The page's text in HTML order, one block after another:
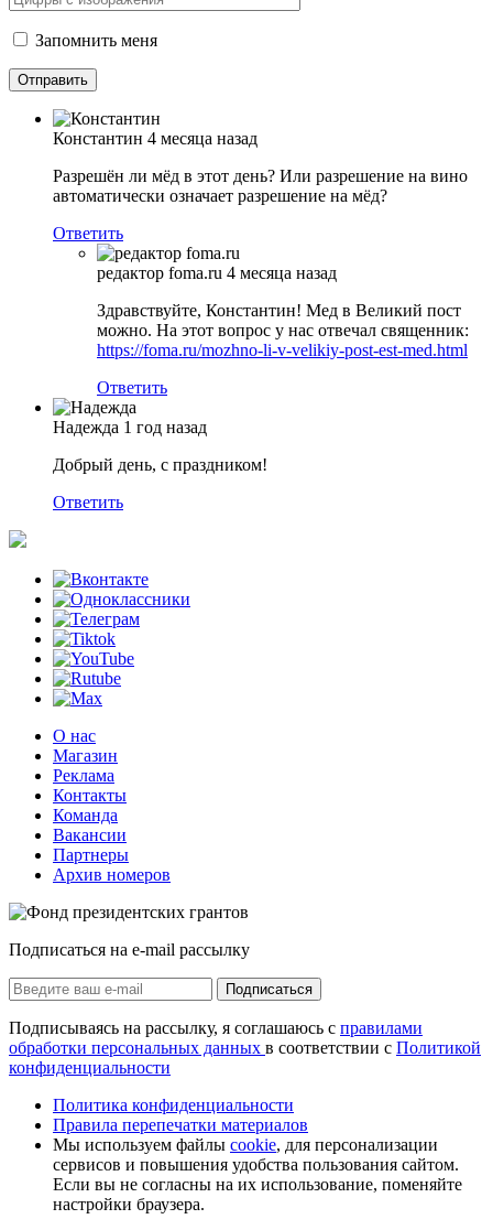
Запомнить меня
Константин 4 месяца назад
Разрешён ли мёд в этот день? Или разрешение на вино
автоматически означает разрешение на мёд?
Ответить
редактор foma.ru 4 месяца назад
Здравствуйте, Константин! Мед в Великий пост
можно. На этот вопрос у нас отвечал священник:
https://foma.ru/mozhno-li-v-velikiy-post-est-med.html
Ответить
Надежда 1 год назад
Добрый день, с праздником!
Ответить
О нас
Магазин
Реклама
Контакты
Команда
Вакансии
Партнеры
Архив номеров
Подписаться на e-mail рассылку
Подписаться
Подписываясь на рассылку, я соглашаюсь с правилами
обработки персональных данных в соответствии с Политикой
конфиденциальности
Политика конфиденциальности
Правила перепечатки материалов
Мы используем файлы cookie, для персонализации
сервисов и повышения удобства пользования сайтом.
Если вы не согласны на их использование, поменяйте
настройки браузера.